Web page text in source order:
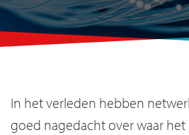
In het verleden hebben
goed nagedacht over waar